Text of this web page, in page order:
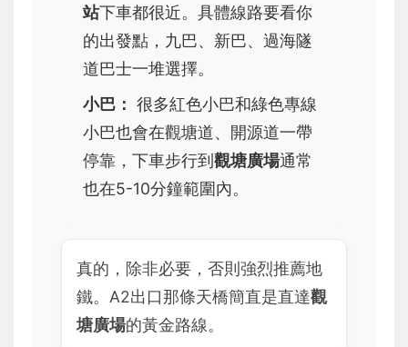
站下車都很近。具體線路要看你
的出發點，九巴、新巴、過海隧
道巴士一堆選擇。
小巴： 很多紅色小巴和綠色專線
小巴也會在觀塘道、開源道一帶
停靠，下車步行到 觀塘廣場通常
也在5-10分鐘範圍內。
真的，除非必要，否則強烈推薦地
鐵。A2出口那條天橋簡直是直達觀
塘廣場的黃金路線。